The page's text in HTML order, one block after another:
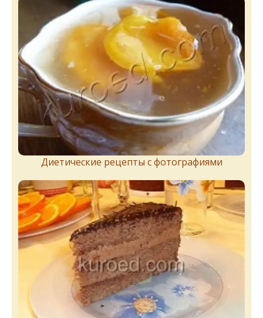
Диетические рецепты с фотографиями